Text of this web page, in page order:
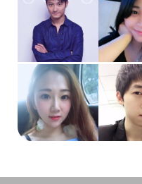
经营一个宠物店，还算稳定
一人##3002##刚来，不是会员
打招呼